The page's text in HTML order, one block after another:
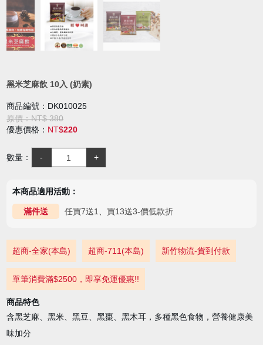
黑米芝麻飲 10入 (奶素)
商品編號：DK010025
原價：NT$ 380
優惠價格： NT$220
數量：
本商品適用活動：
滿件送 任買7送1、買13送3-價低款折
超商-全家(本島) 超商-711(本島) 新竹物流-貨到付款
單筆消費滿$2500，即享免運優惠!!
商品特色
含黑芝麻、黑米、黑豆、黑棗、黑木耳，多種黑色食物，營養健康美
味加分